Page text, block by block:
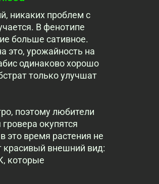
никаких проблем с
В фенотипе
больше сативное.
это, урожайность на
одинаково хорошо
только улучшат
поэтому любители
окупятся
это время растения не
красивый внешний вид:
которые